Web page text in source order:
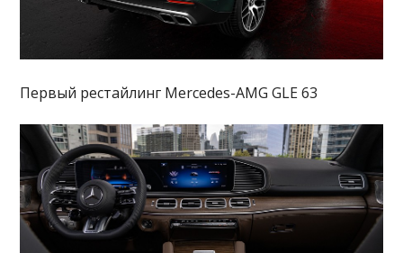
Первый рестайлинг Mercedes-AMG GLE 63